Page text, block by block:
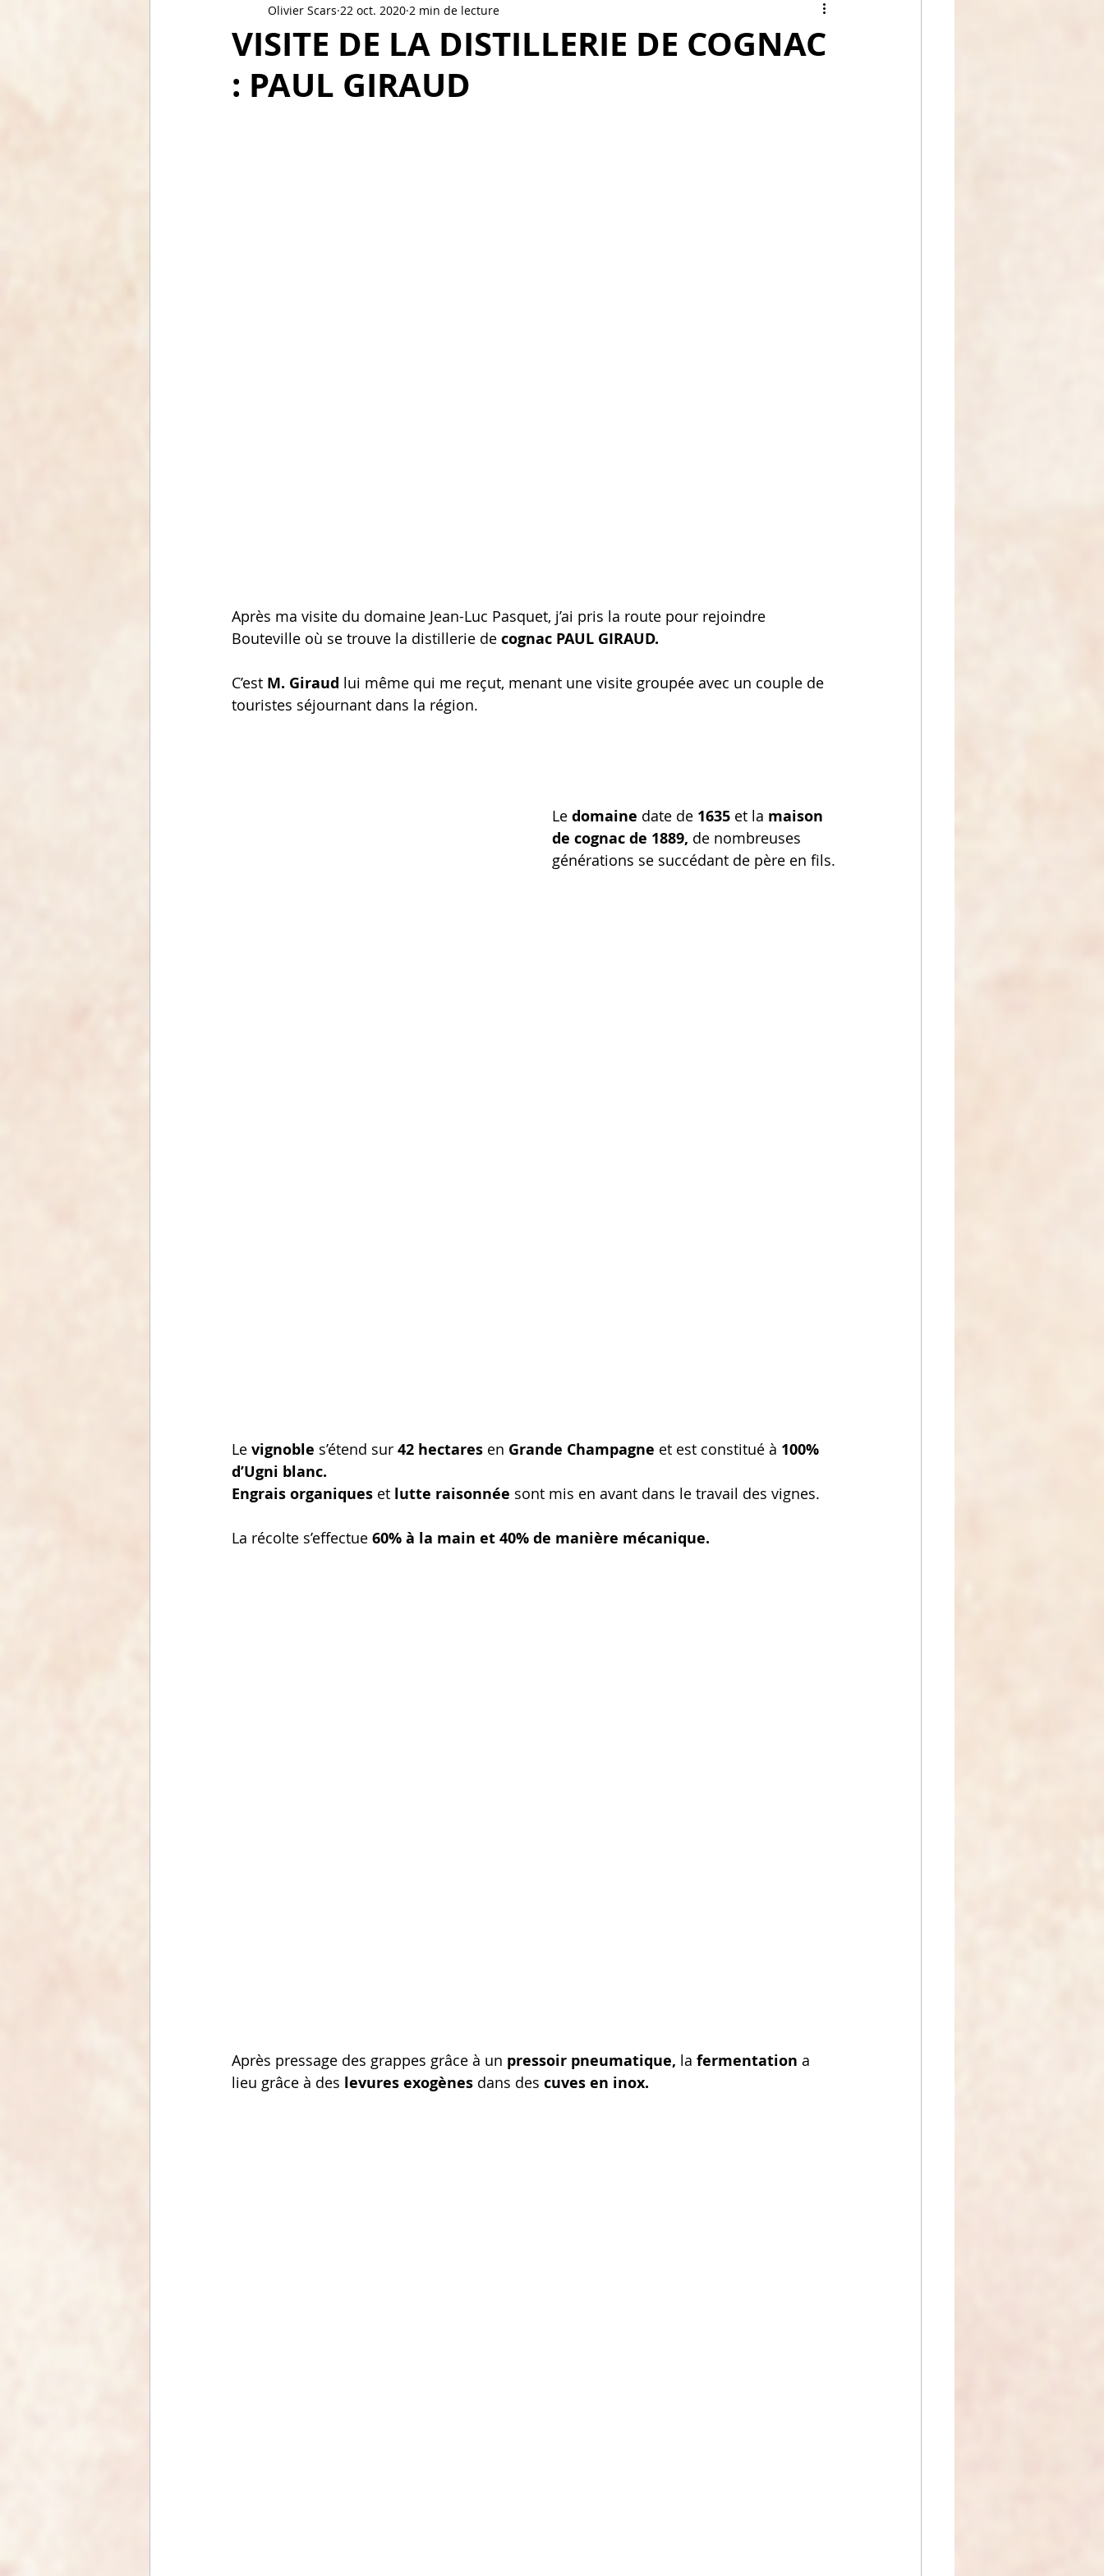
Distillerie de Calvados Micro-brasserie TROIS RIVIERES 2 DAYS
Autres alcools Hors spiritueux Cidrerie Bourbon
VISITE DE LA DISTILLERIE DE COGNAC
: PAUL GIRAUD
Olivier Scars 22 oct. 2020 2 min de lecture
Après ma visite du domaine Jean-Luc Pasquet, j’ai pris la route pour rejoindre
Bouteville où se trouve la distillerie de cognac PAUL GIRAUD.
C’est M. Giraud lui même qui me reçut, menant une visite groupée avec un couple de
touristes séjournant dans la région.
Le domaine date de 1635 et la maison
de cognac de 1889, de nombreuses
générations se succédant de père en fils.
Le vignoble s’étend sur 42 hectares en Grande Champagne et est constitué à 100%
d’Ugni blanc.
Engrais organiques et lutte raisonnée sont mis en avant dans le travail des vignes.
La récolte s’effectue 60% à la main et 40% de manière mécanique.
Après pressage des grappes grâce à un pressoir pneumatique, la fermentation a
lieu grâce à des levures exogènes dans des cuves en inox.